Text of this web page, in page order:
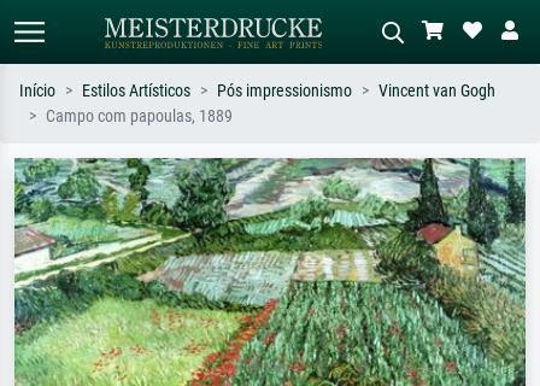
Pesquise por artista, título ou estilo –
ex: Monet, Noite Estrelada,
impressionismo, onda de Hokusai, nu.
Descreva a cena – ex: prado verde,
abstrato com muito vermelho, pintura
a óleo escura, nu em pé ao lado de
uma árvore.
Início Estilos Artísticos Pós impressionismo
Vincent van Gogh
Campo com papoulas, 1889